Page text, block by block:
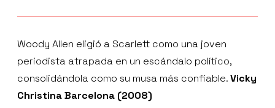
Woody Allen eligió a Scarlett como una joven
periodista atrapada en un escándalo político,
consolidándola como su musa más confiable.Vicky
Christina Barcelona (2008)